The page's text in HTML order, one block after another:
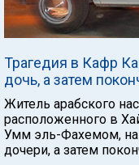
Трагедия в Кафр
дочь, а затем
Житель арабского
расположенного в
Умм эль-Фахемом,
дочери, а затем